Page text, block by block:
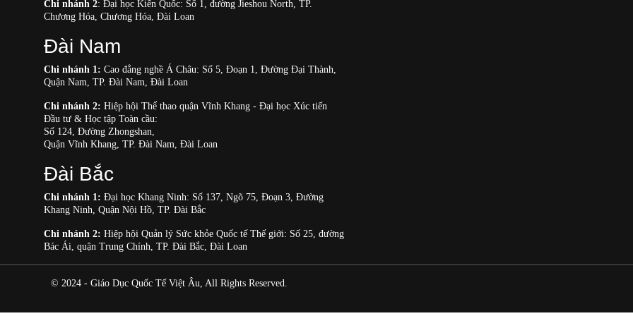
Chi nhánh 2: Đại học Kiến Quốc: Số 1, đường Jieshou North, TP.
Chương Hóa, Chương Hóa, Đài Loan
Đài Nam
Chi nhánh 1: Cao đẳng nghề Á Châu: Số 5, Đoạn 1, Đường Đại Thành,
Quận Nam, TP. Đài Nam, Đài Loan
Chi nhánh 2: Hiệp hội Thể thao quận Vĩnh Khang - Đại học Xúc tiến
Đầu tư & Học tập Toàn cầu:
Số 124, Đường Zhongshan,
Quận Vĩnh Khang, TP. Đài Nam, Đài Loan
Đài Bắc
Chi nhánh 1: Đại học Khang Ninh: Số 137, Ngõ 75, Đoạn 3, Đường
Khang Ninh, Quận Nội Hồ, TP. Đài Bắc
Chi nhánh 2: Hiệp hội Quản lý Sức khỏe Quốc tế Thế giới: Số 25, đường
Bác Ái, quận Trung Chính, TP. Đài Bắc, Đài Loan
© 2024 - Giáo Dục Quốc Tế Việt Âu, All Rights Reserved.